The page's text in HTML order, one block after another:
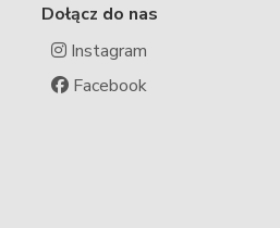
Dołącz do nas
Instagram
Facebook